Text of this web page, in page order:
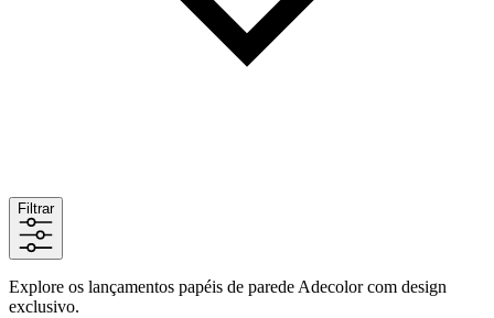
Filtrar
Explore os lançamentos papéis de parede Adecolor com design
exclusivo.